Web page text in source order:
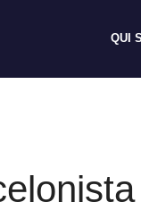
QUI